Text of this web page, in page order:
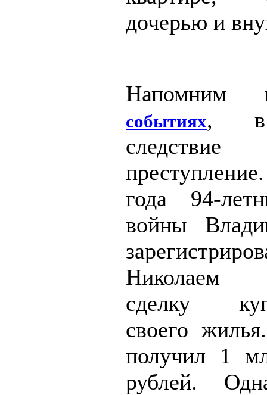
дочерью и
Напомним
событиях, в
следствие
года 94-
войны
Николаем
сделку
своего
получил 1
рублей.